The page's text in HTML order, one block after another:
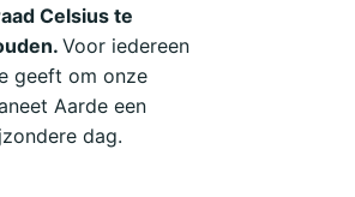
Celsius te
Voor iedereen
geeft om onze
Aarde een
dag.